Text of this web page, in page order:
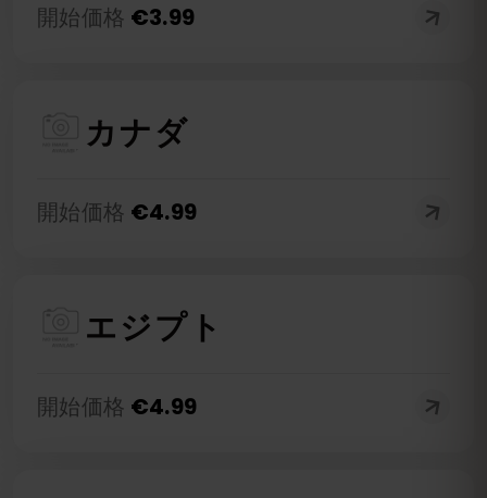
開始価格 €3.99
カナダ
開始価格 €4.99
エジプト
開始価格 €4.99